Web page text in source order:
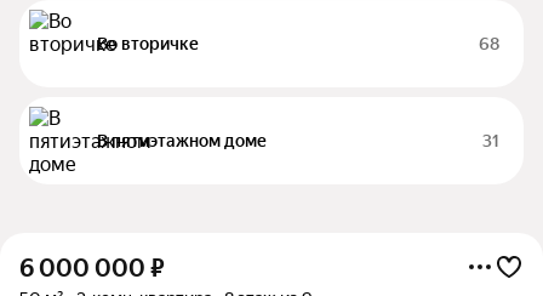
Во вторичке 68
В пятиэтажном доме 31
6 000 000 ₽